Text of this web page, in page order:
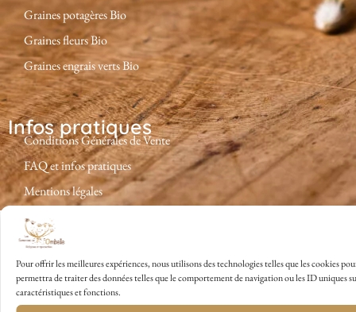
Pour offrir les meilleures expériences, nous utilisons des technologies telles que les cookies
permettra de traiter des données telles que le comportement de navigation ou les ID uniques
caractéristiques et fonctions.
Graines potagères Bio
Graines fleurs Bio
Graines engrais verts Bio
Infos pratiques
Conditions Générales de Vente
FAQ et infos pratiques
Mentions légales